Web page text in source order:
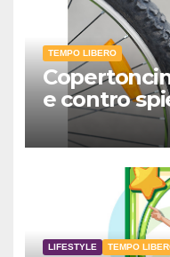
TEMPO LIBERO
e contro
LIFESTYLE TEMPO